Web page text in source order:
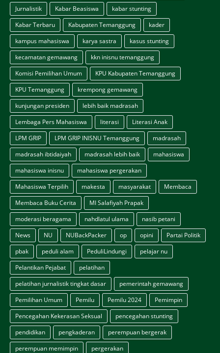
Jurnalistik
Kabar Beasiswa
kabar stunting
Kabar Terbaru
Kabupaten Temanggung
kader
kampus mahasiswa
karya sastra
kasus stunting
kecamatan gemawang
kkn inisnu temanggung
Komisi Pemilihan Umum
KPU Kabupaten Temanggung
KPU Temanggung
krempong gemawang
kunjungan presiden
lebih baik madrasah
Lembaga Pers Mahasiswa
literasi
Literasi Anak
LPM GRIP
LPM GRIP INISNU Temanggung
madrasah
madrasah ibtidaiyah
madrasah lebih baik
mahasiswa
mahasiswa inisnu
mahasiswa pergerakan
Mahasiswa Terpilih
makesta masyarakat
Membaca
Membaca Buku Cerita
MI Salafiyah Prapak
moderasi beragama
nahdlatul ulama
nasib petani
News
NU NUBackPacker op opini
Partai Politik
pbak
peduli alam PeduliLindungi
pelajar nu
Pelantikan Pejabat
pelatihan
pelatihan jurnalistik tingkat dasar
pemerintah gemawang
Pemilihan Umum
Pemilu Pemilu 2024
Pemimpin
Pencegahan Kekerasan Seksual
pencegahan stunting
pendidikan
pengkaderan
perempuan bergerak
perempuan memimpin
pergerakan